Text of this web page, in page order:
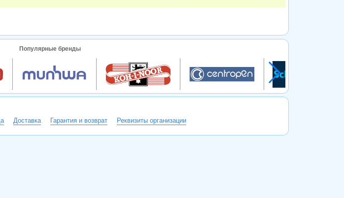
Популярные бренды
Доставка Гарантия и возврат Реквизиты организации